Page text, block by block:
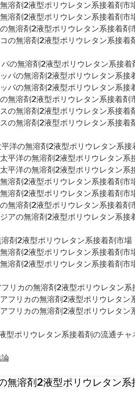
溶剤2液型ポリウレタン系接着剤市
溶剤2液型ポリウレタン系接着剤市
無溶剤2液型ポリウレタン系接着剤
の無溶剤2液型ポリウレタン系接着
パの無溶剤2液型ポリウレタン系接
パの無溶剤2液型ポリウレタン系接
パの無溶剤2液型ポリウレタン系接
無溶剤2液型ポリウレタン系接着剤
の無溶剤2液型ポリウレタン系接着
の無溶剤2液型ポリウレタン系接着
洋の無溶剤2液型ポリウレタン系
平洋の無溶剤2液型ポリウレタン系
平洋の無溶剤2液型ポリウレタン系
溶剤2液型ポリウレタン系接着剤市
溶剤2液型ポリウレタン系接着剤市
無溶剤2液型ポリウレタン系接着剤
アの無溶剤2液型ポリウレタン系接
剤2液型ポリウレタン系接着剤市
溶剤2液型ポリウレタン系接着剤市
溶剤2液型ポリウレタン系接着剤市
リカの無溶剤2液型ポリウレタン
フリカの無溶剤2液型ポリウレタン
フリカの無溶剤2液型ポリウレタン
型ポリウレタン系接着剤の流通チャ
無溶剤2液型ポリウレタン